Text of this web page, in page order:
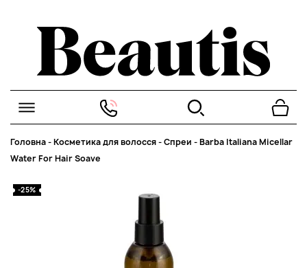
Головна-Косметика для волосся-Спреи -Barba Italiana Micellar
Water For Hair Soave
-25%